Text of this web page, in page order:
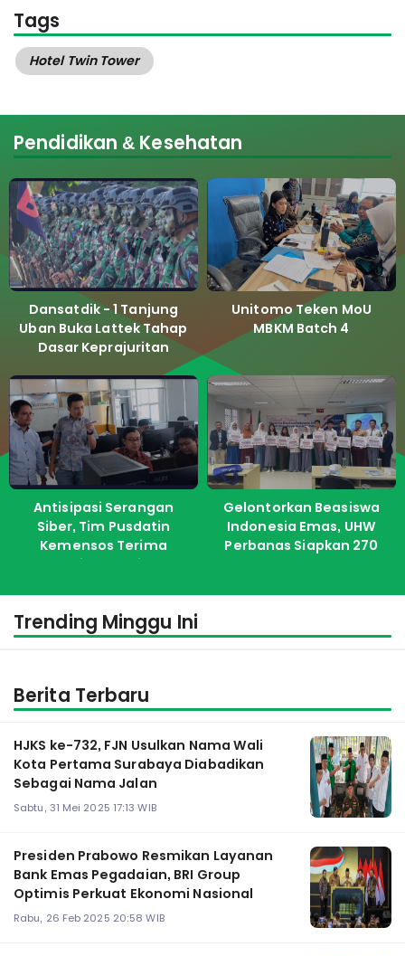
Tags
Hotel Twin Tower
Pendidikan & Kesehatan
Dansatdik - 1 Tanjung
Uban Buka Lattek Tahap
Dasar Keprajuritan
Unitomo Teken MoU
MBKM Batch 4
Antisipasi Serangan
Siber, Tim Pusdatin
Kemensos Terima
Pelatihan dari ITS
Gelontorkan Beasiswa
Indonesia Emas, UHW
Perbanas Siapkan 270
Trending Minggu Ini
Berita Terbaru
HJKS ke-732, FJN Usulkan Nama Wali
Kota Pertama Surabaya Diabadikan
Sebagai Nama Jalan
Sabtu, 31 Mei 2025 17:13 WIB
Presiden Prabowo Resmikan Layanan
Bank Emas Pegadaian, BRI Group
Optimis Perkuat Ekonomi Nasional
Rabu, 26 Feb 2025 20:58 WIB